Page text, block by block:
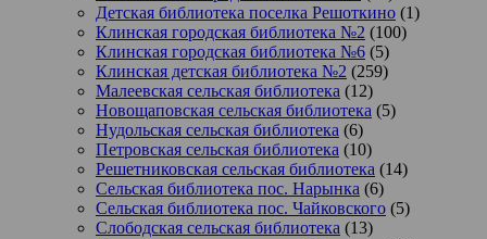
Детская библиотека поселка Решоткино (1)
Клинская городская библиотека №2 (100)
Клинская городская библиотека №6 (5)
Клинская детская библиотека №2 (259)
Малеевская сельская библиотека (12)
Новощаповская сельская библиотека (5)
Нудольская сельская библиотека (6)
Петровская сельская библиотека (10)
Решетниковская сельская библиотека (14)
Сельская библиотека пос. Нарынка (6)
Сельская библиотека пос. Чайковского (5)
Слободская сельская библиотека (13)